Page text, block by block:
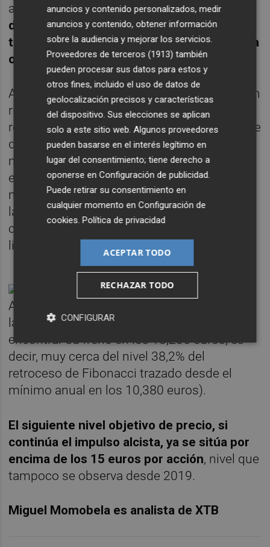
acciones.Las perspectivas de reparto de
dividendos también parecen haberse
tornado más optimistas, arrojando una cifra
objetivo superior al euro por acción.
A nivel fundamental, Repsol encara con buen
ritmo 2022 tras conocerse sus positivos
resultados del primer trimestre del año. Cabe
destacar que obtuvo un beneficio de 1392
millones de euros, el doble que el obtenido
en el mismo período del año anterior (648
millones). Adicionalmente, el flujo de caja y
la deuda neta también cerraron el trimestre
con éxito, si bien la segunda cifra superaba
ligeramente a la del trimestre anterior.
A nivel técnico, el precio ha recortado desde
la frontera de los 14,950 euros hasta
encontrar su freno en los 13,235 euros, es
decir, muy cerca del nivel 38,2% del
retroceso de Fibonacci trazado desde el
mínimo anual en los 10,380 euros).
El siguiente nivel objetivo de precio, si
continúa el impulso alcista, ya se sitúa por
encima de los 15 euros por acción, nivel que
tampoco se observa desde 2019.
Miguel Momobela es analista de XTB
anuncios y contenido personalizados, medir
anuncios y contenido, obtener información
sobre la audiencia y mejorar los servicios.
Proveedores de terceros (1913) también
pueden procesar sus datos para estos y
otros fines, incluido el uso de datos de
geolocalización precisos y características
del dispositivo. Sus elecciones se aplican
solo a este sitio web. Algunos proveedores
pueden basarse en el interés legítimo en
lugar del consentimiento; tiene derecho a
oponerse enConfiguración de publicidad
Puede retirar su consentimiento en
cualquier momento enConfiguración de
cookies .Política de privacidad
ACEPTAR TODO
RECHAZAR TODO
CONFIGURAR